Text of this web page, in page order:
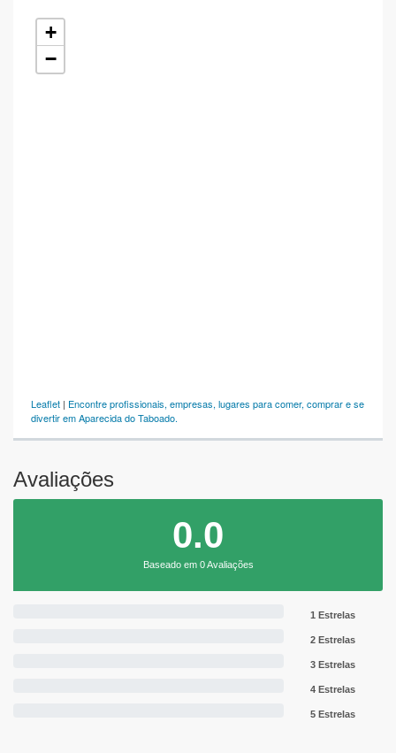
+
−
Leaflet | Encontre profissionais, empresas, lugares para comer, comprar e se
divertir em Aparecida do Taboado.
Avaliações
0.0
Baseado em 0 Avaliações
1 Estrelas
2 Estrelas
3 Estrelas
4 Estrelas
5 Estrelas